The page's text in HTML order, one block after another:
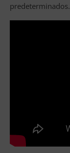
predeterminados.